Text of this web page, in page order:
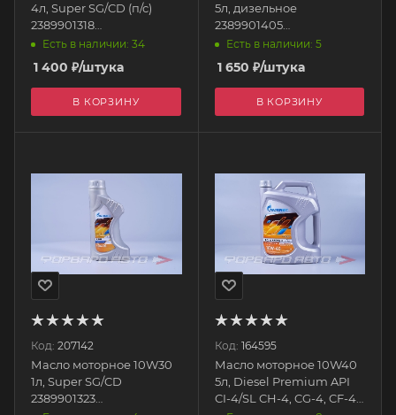
4л, Super SG/CD (п/с)
2389901318
GAZPROMNEFT
Есть в наличии: 34
1 400 ₽/штука
В КОРЗИНУ
5л, дизельное
2389901405
GAZPROMNEFT
Есть в наличии: 5
1 650 ₽/штука
В КОРЗИНУ
Код: 207142
Масло моторное 10W30
1л, Super SG/CD
2389901323
Код: 164595
Масло моторное 10W40
5л, Diesel Premium API
CI-4/SL CH-4, CG-4, CF-4